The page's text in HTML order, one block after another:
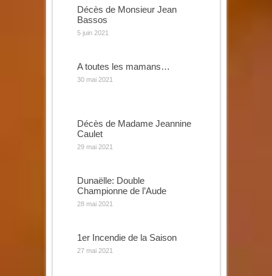
Décès de Monsieur Jean
Bassos
5 juin 2021
A toutes les mamans…
30 mai 2021
Décès de Madame Jeannine
Caulet
29 mai 2021
Dunaëlle: Double
Championne de l’Aude
28 mai 2021
1er Incendie de la Saison
27 mai 2021